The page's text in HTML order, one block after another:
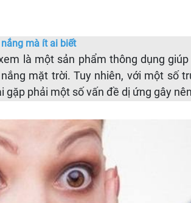
mà ít ai biết
là một sản phẩm thông dụng
mặt trời. Tuy nhiên, với một số
gặp phải một số vấn đề dị ứng gây